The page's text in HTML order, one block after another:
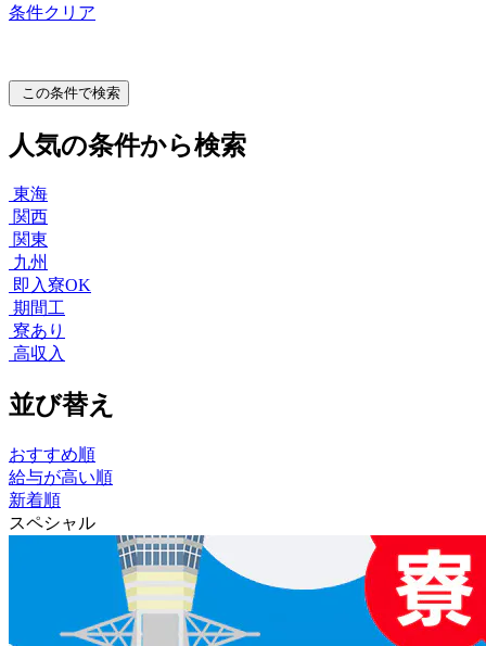
条件クリア
この条件で検索
人気の条件から検索
東海
関西
関東
九州
即入寮OK
期間工
寮あり
高収入
並び替え
おすすめ順
給与が高い順
新着順
スペシャル